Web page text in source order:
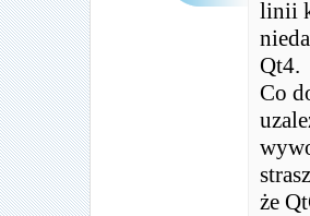
linii
Qt4.
Co
że